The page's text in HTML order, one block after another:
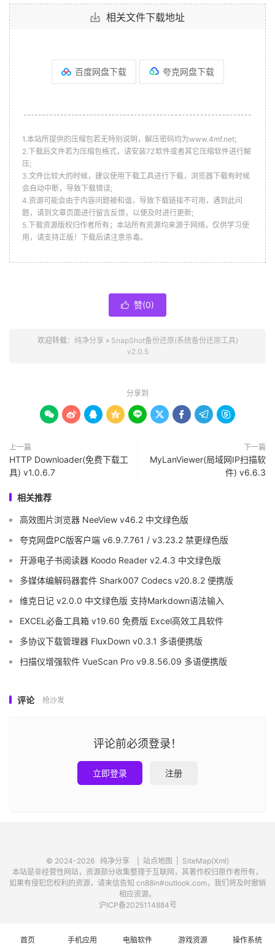
相关文件下载地址
百度网盘下载 夸克网盘下载
--------------------------------------------------------------
1.本站所提供的压缩包若无特别说明，解压密码均为www.4mf.net;
2.下载后文件若为压缩包格式，请安装7Z软件或者其它压缩软件进行解
压;
3.文件比较大的时候，建议使用下载工具进行下载，浏览器下载有时候
会自动中断，导致下载错误;
4.资源可能会由于内容问题被和谐，导致下载链接不可用，遇到此问
题，请到文章页面进行留言反馈，以便及时进行更新;
5.下载资源版权归作者所有；本站所有资源均来源于网络，仅供学习使
用，请支持正版！下载后请注意杀毒。
 赞(0)
欢迎转载： 纯净分享 » SnapShot备份还原(系统备份还原工具)
v2.0.5
分享到
        
上一篇
HTTP Downloader(免费下载工
具) v1.0.6.7
下一篇
MyLanViewer(局域网IP扫描软
件) v6.6.3
相关推荐
高效图片浏览器 NeeView v46.2 中文绿色版
夸克网盘PC版客户端 v6.9.7.761 / v3.23.2 禁更绿色版
开源电子书阅读器 Koodo Reader v2.4.3 中文绿色版
多媒体编解码器套件 Shark007 Codecs v20.8.2 便携版
维克日记 v2.0.0 中文绿色版 支持Markdown语法输入
EXCEL必备工具箱 v19.60 免费版 Excel高效工具软件
多协议下载管理器 FluxDown v0.3.1 多语便携版
扫描仪增强软件 VueScan Pro v9.8.56.09 多语便携版
评论 抢沙发
评论前必须登录！
立即登录 注册
© 2024-2026 纯净分享 站点地图
SiteMap(Xml)
本站是非经营性网站，资源部分收集整理于互联网，其著作权归原作者所有，
如果有侵犯您权利的资源，请来信告知 cn88in#outlook.com，我们将及时撤销
相应资源。
沪ICP备2025114884号
首页 手机应用 电脑软件 游戏资源 操作系统